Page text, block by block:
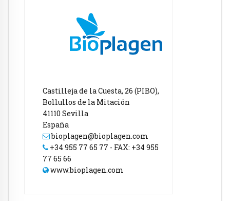
Castilleja de la Cuesta, 26 (PIBO),
Bollullos de la Mitación
41110 Sevilla
España
bioplagen@bioplagen.com
+34 955 77 65 77 - FAX: +34 955
77 65 66
www.bioplagen.com